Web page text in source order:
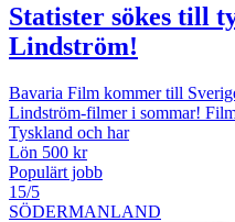
Statister sökes till
Lindström!
Bavaria Film kommer till
Lindström-filmer i sommar!
Tyskland och har
Lön 500 kr
Populärt jobb
15/5
SÖDERMANLAND